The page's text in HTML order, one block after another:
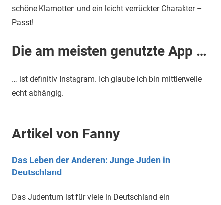
schöne Klamotten und ein leicht verrückter Charakter –
Passt!
Die am meisten genutzte App …
… ist definitiv Instagram. Ich glaube ich bin mittlerweile
echt abhängig.
Artikel von Fanny
Das Leben der Anderen: Junge Juden in
Deutschland
Das Judentum ist für viele in Deutschland ein